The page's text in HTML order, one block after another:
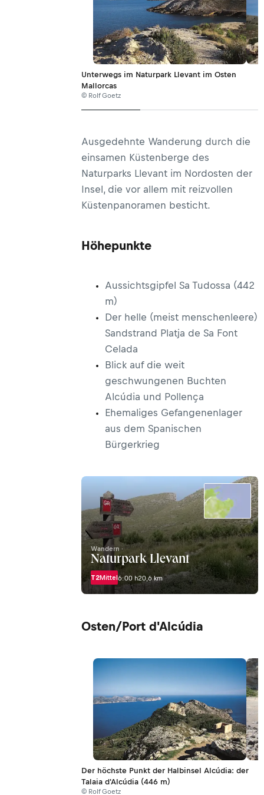
Unterwegs im Naturpark Llevant im Osten
Mallorcas
© Rolf Goetz
Ausgedehnte Wanderung durch die
einsamen Küstenberge des
Naturparks Llevant im Nordosten der
Insel, die vor allem mit reizvollen
Küstenpanoramen besticht.
Höhepunkte
Aussichtsgipfel Sa Tudossa (442
m)
Der helle (meist menschenleere)
Sandstrand Platja de Sa Font
Celada
Blick auf die weit
geschwungenen Buchten
Alcúdia und Pollença
Ehemaliges Gefangenenlager
aus dem Spanischen
Bürgerkrieg
Wandern ·
Naturpark Llevant
T2Mittel6:00 h20,6 km
Osten/Port d'Alcúdia
Der höchste Punkt der Halbinsel Alcúdia: der
Talaia d'Alcúdia (446 m)
© Rolf Goetz